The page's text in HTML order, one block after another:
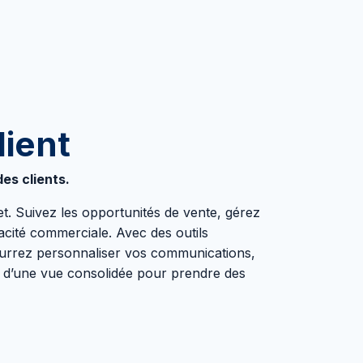
clients.
Suivez les opportunités de vente, gérez
commerciale. Avec des outils
personnaliser vos communications,
vue consolidée pour prendre des